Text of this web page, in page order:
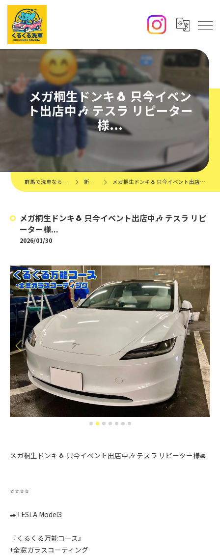
メガ桐生ドンキ🐧 只今イベン
ト出店中🎶 テスラ リピーター
様...
群馬で洗車ならくるくる洗車 新着情報 メガ桐生ドンキ🐧 只今イベント出店中🎶 テスラ リピーター様...
メガ桐生ドンキ🐧 只今イベント出店中🎶 テスラ リピ
ーター様...
2026/01/30
メガ桐生ドンキ🐧 只今イベント出店中🎶 テスラ リピーター様🚘
⭐️⭐️⭐️⭐️
🚙TESLA Model3
『くるくる万能コース』
+全窓ガラスコーティング